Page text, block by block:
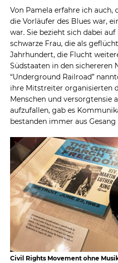
Von Pamela erfahre ich auch,
die Vorläufer des Blues war,
war. Sie bezieht sich dabei
schwarze Frau, die als
Jahrhundert, die Flucht
Südstaaten in den sichereren
“Underground Railroad”
ihre Mitstreiter organisierten
Menschen und versorgtensie
aufzufallen, gab es
bestanden immer aus
Civil Rights Movement ohne